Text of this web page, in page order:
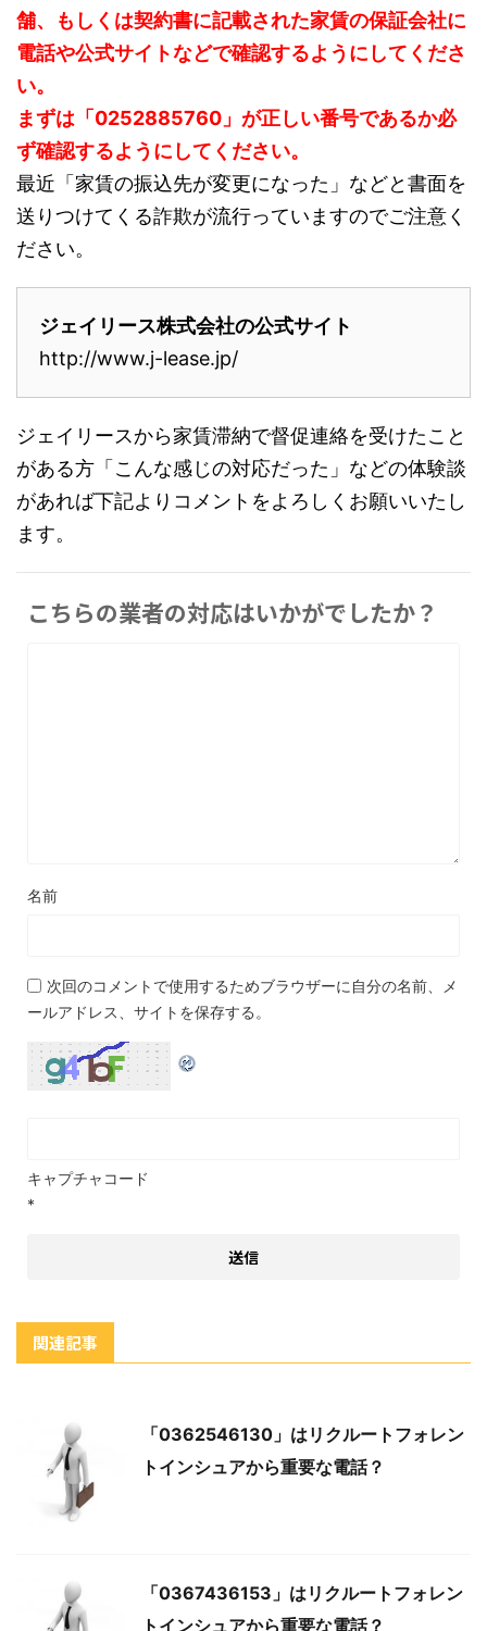
舗、もしくは契約書に記載された家賃の保証会社に
電話や公式サイトなどで確認するようにしてくださ
い。
まずは「0252885760」が正しい番号であるか必
ず確認するようにしてください。
最近「家賃の振込先が変更になった」などと書面を
送りつけてくる詐欺が流行っていますのでご注意く
ださい。
ジェイリース株式会社の公式サイト
http://www.j-lease.jp/
ジェイリースから家賃滞納で督促連絡を受けたこと
がある方「こんな感じの対応だった」などの体験談
があれば下記よりコメントをよろしくお願いいたし
ます。
こちらの業者の対応はいかがでしたか？
名前
次回のコメントで使用するためブラウザーに自分の名前、メ
ールアドレス、サイトを保存する。
キャプチャコード
*
関連記事
「0362546130」はリクルートフォレン
トインシュアから重要な電話？
「0367436153」はリクルートフォレン
トインシュアから重要な電話？